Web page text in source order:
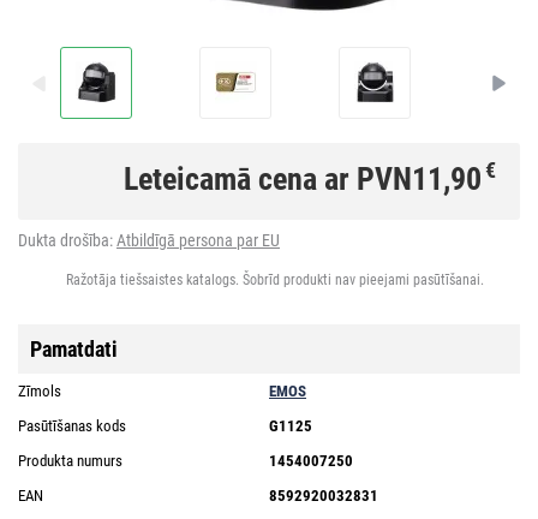
Leteicamā cena ar PVN11,90€
Dukta drošība:Atbildīgā persona par EU
Ražotāja tiešsaistes katalogs. Šobrīd produkti nav pieejami pasūtīšanai.
Pamatdati
Zīmols
EMOS
Pasūtīšanas kods
G1125
Produkta numurs
1454007250
EAN
8592920032831